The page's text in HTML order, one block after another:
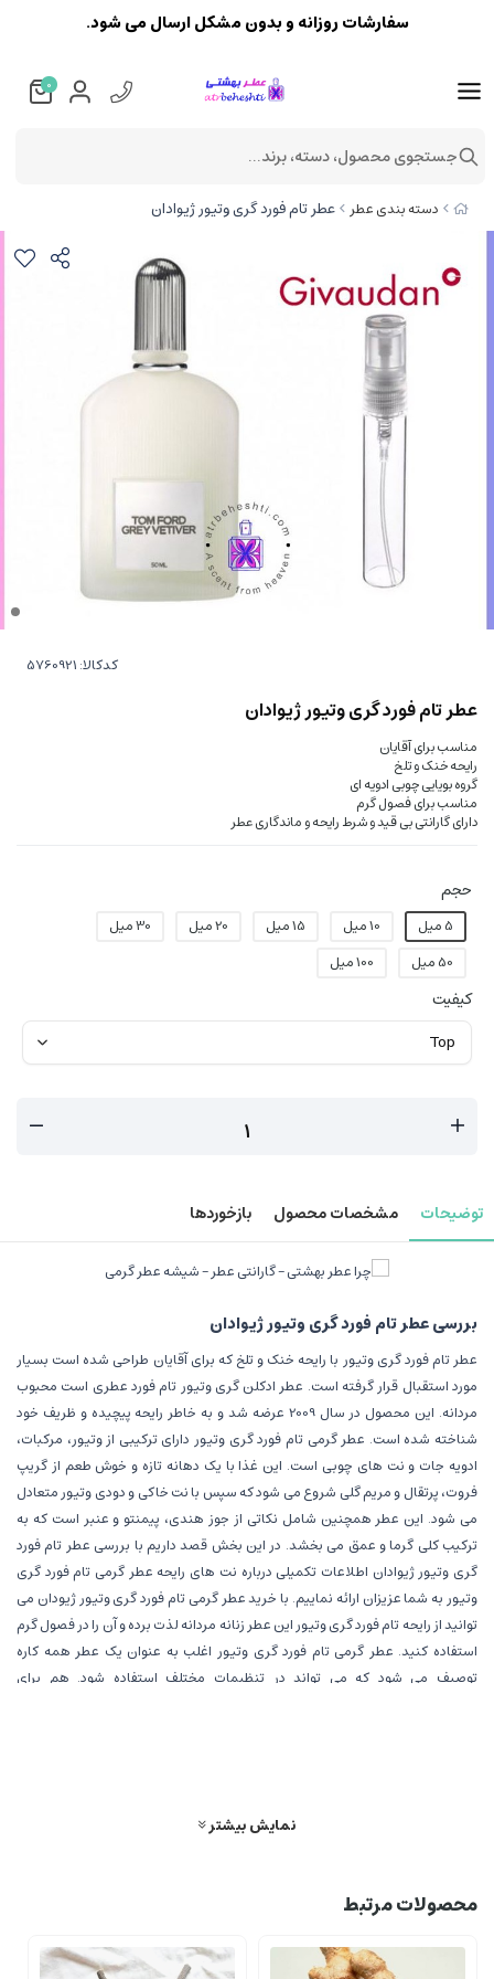
دسته بندی عطر عطر تام فورد گری وتیور ژیوادان
کدکالا:
عطر تام فورد گری وتیور ژیوادان
مناسب برای آقایان
رایحه خنک و تلخ
گروه بویایی چوبی ادویه ای
مناسب برای فصول گرم
دارای گارانتی بی قید و شرط رایحه و ماندگاری عطر
حجم
5 میل 10 میل 15 میل 20 میل
30 میل
50 میل
100 میل
کیفیت
توضیحات مشخصات محصول بازخوردها
بررسی عطر تام فورد گری وتیور ژیوادان
عطر تام فورد گری وتیور با رایحه خنک و تلخ که برای آقایان طراحی شده است بسیار
مورد استقبال قرار گرفته است. عطر ادکلن گری وتیور تام فورد عطری است محبوب
مردانه. این محصول در سال 2009 عرضه شد و به خاطر رایحه پیچیده و ظریف خود
شناخته شده است. عطر گرمی تام فورد گری وتیور دارای ترکیبی از وتیور، مرکبات،
ادویه جات و نت های چوبی است. این غذا با یک دهانه تازه و خوش طعم از گریپ
فروت، پرتقال و مریم گلی شروع می شود که سپس با نت خاکی و دودی وتیور متعادل
می شود. این عطر همچنین شامل نکاتی از جوز هندی، پیمنتو و عنبر است که به
ترکیب کلی گرما و عمق می بخشد. در این بخش قصد داریم با بررسی عطر تام فورد
گری وتیور ژیوادان اطلاعات تکمیلی درباره نت های رایحه عطر گرمی تام فورد گری
وتیور به شما عزیزان ارائه نماییم. با خرید عطر گرمی تام فورد گری وتیور ژیودان می
توانید از رایحه تام فورد گری وتیور این عطر زنانه مردانه لذت برده و آن را در فصول گرم
استفاده کنید. عطر گرمی تام فورد گری وتیور اغلب به عنوان یک عطر همه کاره
توصیف می شود که می تواند در تنظیمات مختلف استفاده شود. هم برای
دنیای عطرهای مردانه توصیف می کنند.نمایش بیشتر
محصولات مرتبط
سفارشات روزانه و بدون مشکل ارسال می شود.
0
جستجوی محصول، دسته، برند...